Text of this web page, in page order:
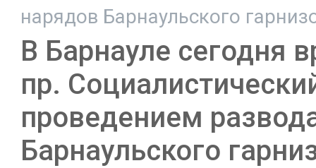
нарядов Барнаульского
В Барнауле сегодня
пр.
проведением
Барнаульского